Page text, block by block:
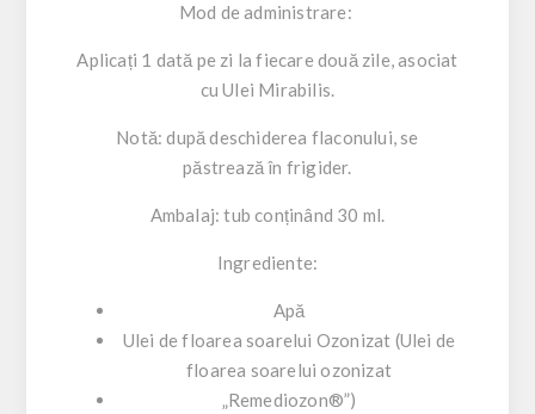
Mod de administrare:
Aplicați 1 dată pe zi la fiecare două zile, asociat
cu Ulei Mirabilis.
Notă: după deschiderea flaconului, se
păstrează în frigider.
Ambalaj: tub conținând 30 ml.
Ingrediente:
Apă
Ulei de floarea soarelui Ozonizat (Ulei de
floarea soarelui ozonizat
„Remediozon®”)